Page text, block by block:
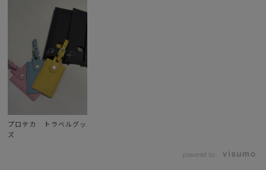
プロテカ トラベルグッ
ズ
powered by